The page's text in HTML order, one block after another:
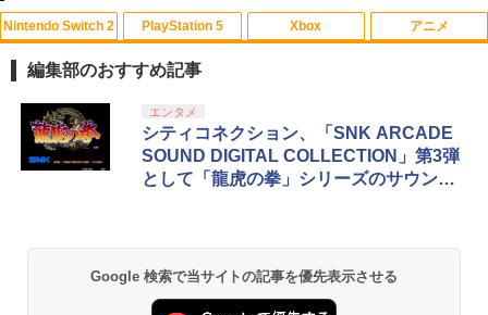
1
【中古】ワンス・アポン・ア・塊魂ソフ
ト:プレイステーション5ソフト／アクシ
ョン・ゲーム
￥2,900
1 【中古】新 テーマパーク
￥419
【中古】三國志14 - PS4
1
【中古】【Blu−ray】ヤマノススメ 新
特装版 / 山本裕介【監督】
￥1,090
Nintendo Switch 2
スプラトゥーン レイダース|オンライン
コード版
￥5,832
スプラトゥーン レイダース -Switch2
PlayStation 5
PlayStation 5 デジタル・エディション
日本語専用 Console Language: Japan
ese only (CFI-2200B01)
￥55,000
Beast of Reincarnation -PS5 【特典】
プロダクトコード 封入
Xbox
【純正品】Xbox ワイヤレス コントロー
ラー + USB-C® ケーブル
￥8,300
Xbox プリペイドカード 5,000円 デジタ
ルコード 【旧 Xbox ギフトカード】 [オ
ンラインコード]
アニメ
劇場版「鬼滅の刃」無限城編 第一章 猗
窩座再来 通常版 [Blu-ray]
￥3,964
劇場版「鬼滅の刃」無限城編 第一章 猗
窩座再来 通常版 [DVD]
編集部のおすすめ記事
エンタメ
シティコネクション、「SNK ARCADE
SOUND DIGITAL COLLECTION」第3弾
として「龍虎の拳」シリーズのサウンド
Google 検索で当サイトの記事を優先表示させる